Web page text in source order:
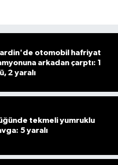
otomobil hafriyat
arkadan çarptı: 1
2 yaralı
tekmeli yumruklu
5 yaralı